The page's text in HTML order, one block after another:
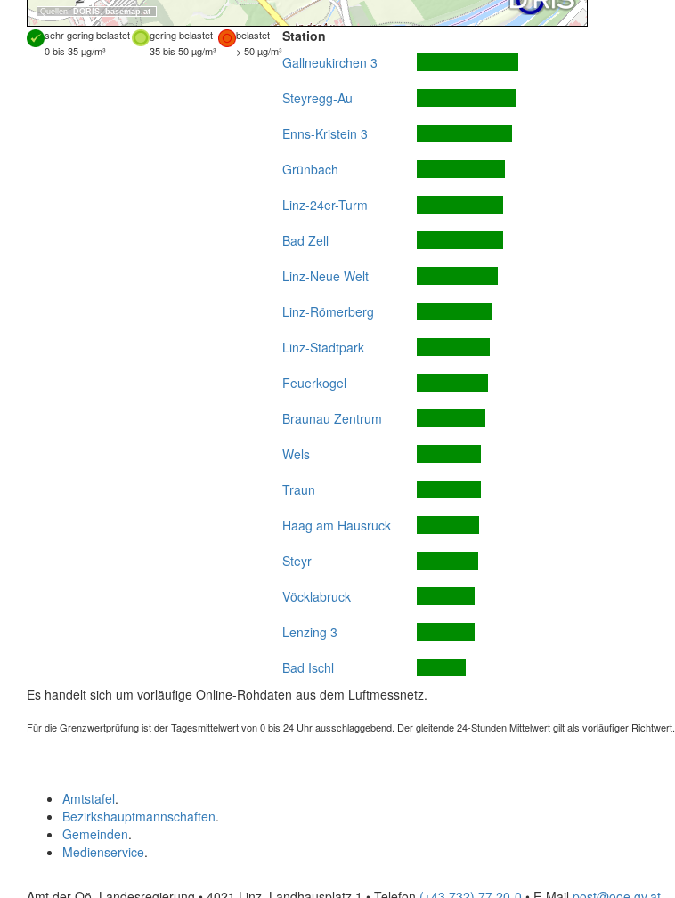
Quellen: DORIS, basemap.at
sehr gering belastet gering belastet
belastet
0 bis 35 µg/m³
35 bis 50 µg/m³ > 50 µg/m³
Station
Gallneukirchen 3
Steyregg-Au
Enns-Kristein 3
Grünbach
Linz-24er-Turm
Bad Zell
Linz-Neue Welt
Linz-Römerberg
Linz-Stadtpark
Feuerkogel
Braunau Zentrum
Wels
Traun
Haag am Hausruck
Steyr
Vöcklabruck
Lenzing 3
Bad Ischl
Es handelt sich um vorläufige Online-Rohdaten aus dem Luftmessnetz.
Für die Grenzwertprüfung ist der Tagesmittelwert von 0 bis 24 Uhr ausschlaggebend. Der gleitende 24-Stunden Mittelwert gilt als vorläufiger Richtwert.
Amtstafel.
Bezirkshauptmannschaften.
Gemeinden.
Medienservice.